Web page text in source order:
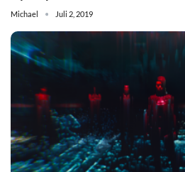
Michael Juli 2, 2019